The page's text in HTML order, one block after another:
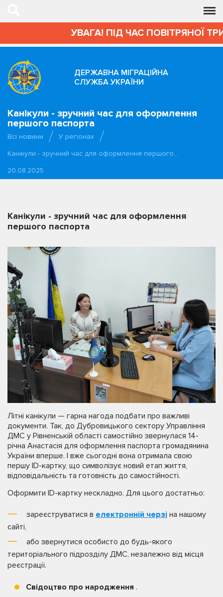
УВАГА! ПІД ЧАС ПОВІТРЯНОЇ
ДЕРЖАВНА МІГРАЦІЙНА
СЛУЖБА УКРАЇНИ
Канікули - зручний час для оформлення
першого паспорта
Всі новини
У регіонах
Канікули - зручний час для оформлення першого…
20.08.2025
Канікули - зручний час для оформлення
першого паспорта
Літні канікули — гарна нагода подбати про важливі
документи. Так, до Дубровицького сектору Управління
ДМС у Рівненській області самостійно звернулася 14-
річна Анастасія для оформлення паспорта громадянина
України вперше. І вже сьогодні вона отримала свою
першу ID-картку, що символізує новий етап життя,
відповідальність та готовність до самостійності.
Оформити ID-картку нескладно. Для цього достатньо:
зареєструватися в електронній черзі на нашому
сайті,
або звернутися особисто до будь-якого
територіального підрозділу ДМС, незалежно від місця
реєстрації.
Свідоцтво про народження .